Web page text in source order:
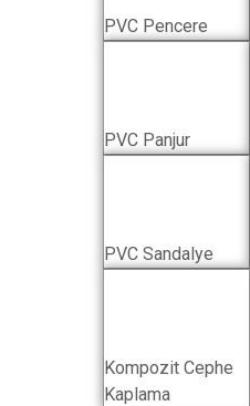
PVC Pencere
PVC Panjur
PVC Sandalye
Kompozit Cephe
Kaplama